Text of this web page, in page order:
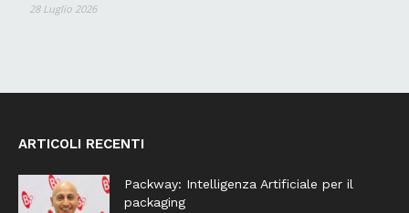
28 Luglio 2026
ARTICOLI RECENTI
Packway: Intelligenza Artificiale per il
packaging